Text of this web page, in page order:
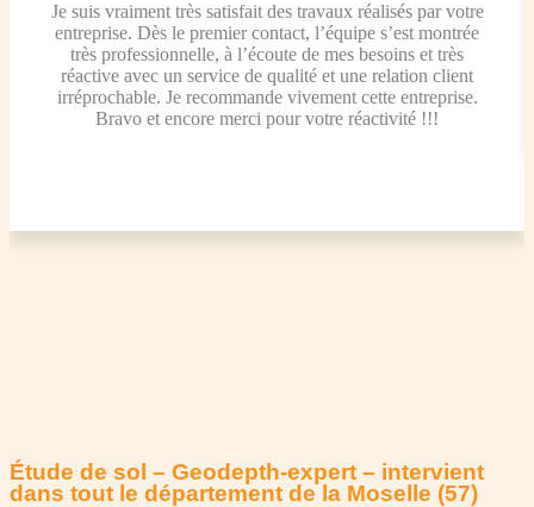
Je suis vraiment très satisfait des travaux réalisés par votre
entreprise. Dès le premier contact, l’équipe s’est montrée
très professionnelle, à l’écoute de mes besoins et très
réactive avec un service de qualité et une relation client
irréprochable. Je recommande vivement cette entreprise.
Bravo et encore merci pour votre réactivité !!!
Étude de sol – Geodepth-expert – intervient
dans tout le département de la Moselle (57)